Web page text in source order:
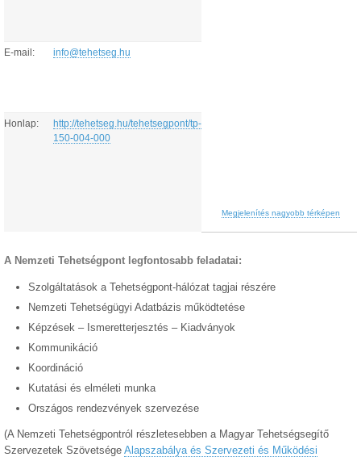
Megjelenítés nagyobb térképen
E-mail: info@tehetseg.hu
Honlap:
http://tehetseg.hu/tehetsegpont/tp-
150-004-000
A Nemzeti Tehetségpont legfontosabb feladatai:
Szolgáltatások a Tehetségpont-hálózat tagjai részére
Nemzeti Tehetségügyi Adatbázis működtetése
Képzések – Ismeretterjesztés – Kiadványok
Kommunikáció
Koordináció
Kutatási és elméleti munka
Országos rendezvények szervezése
(A Nemzeti Tehetségpontról részletesebben a Magyar Tehetségsegítő
Szervezetek Szövetsége Alapszabálya és Szervezeti és Működési